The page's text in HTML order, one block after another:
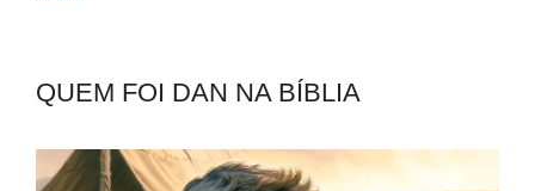
QUEM FOI DAN NA BÍBLIA